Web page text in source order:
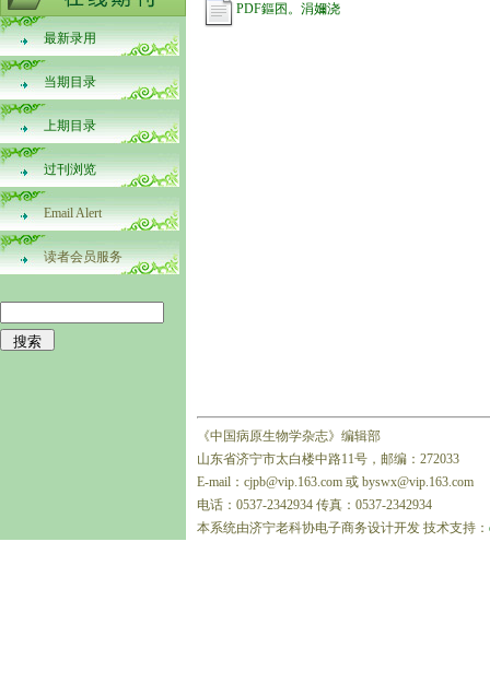
最新录用
当期目录
上期目录
过刊浏览
Email Alert
读者会员服务
PDF鏂囨。涓嬭浇
《中国病原生物学杂志》编辑部
山东省济宁市太白楼中路11号，邮编：272033
E-mail：cjpb@vip.163.com 或 byswx@vip.163.com
电话：0537-2342934 传真：0537-2342934
本系统由济宁老科协电子商务设计开发 技术支持：